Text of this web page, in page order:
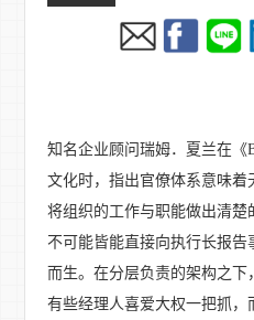
知名企业顾问瑞姆．夏兰在《
文化时，指出官僚体系意味
将组织的工作与职能做出清楚
不可能皆能直接向执行长报
而生。在分层负责的架构之下
有些经理人喜爱大权一把抓，